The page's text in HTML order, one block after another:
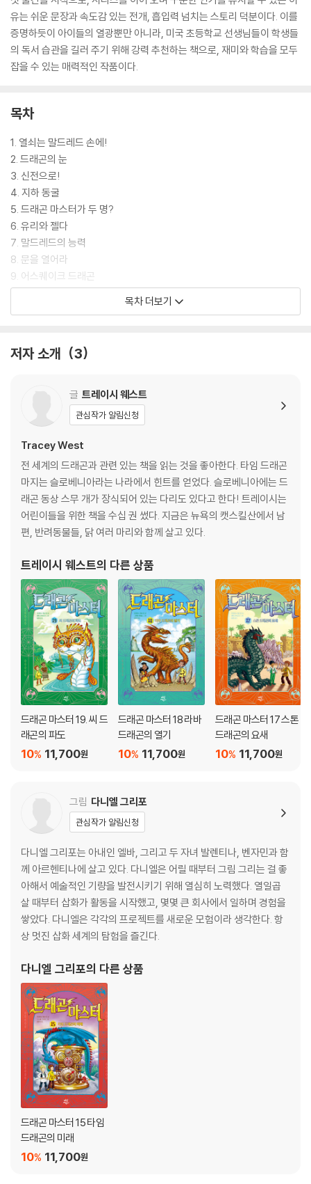
유는 쉬운 문장과 속도감 있는 전개, 흡입력 넘치는 스토리 덕분이다. 이를
증명하듯이 아이들의 열광뿐만 아니라, 미국 초등학교 선생님들이 학생들
의 독서 습관을 길러 주기 위해 강력 추천하는 책으로, 재미와 학습을 모두
잡을 수 있는 매력적인 작품이다.
목차
1. 열쇠는 말드레드 손에!
2. 드래곤의 눈
3. 신전으로!
4. 지하 동굴
5. 드래곤 마스터가 두 명?
6. 유리와 젤다
7. 말드레드의 능력
8. 문을 열어라
9. 어스퀘이크 드래곤
10. 파괴된 브라켄
14. 균형
목차 더보기
저자 소개 3
글 트레이시 웨스트
관심작가 알림신청
Tracey West
전 세계의 드래곤과 관련 있는 책을 읽는 것을 좋아한다. 타임 드래곤
마지는 슬로베니아라는 나라에서 힌트를 얻었다. 슬로베니아에는 드
래곤 동상 스무 개가 장식되어 있는 다리도 있다고 한다! 트레이시는
어린이들을 위한 책을 수십 권 썼다. 지금은 뉴욕의 캣스킬산에서 남
편, 반려동물들, 닭 여러 마리와 함께 살고 있다.
트레이시 웨스트의 다른 상품
드래곤 마스터 19. 씨 드
래곤의 파도
11,700원
10%
드래곤 마스터 18 라바
드래곤의 열기
11,700원
10%
드래곤 마스터 17 스톤
드래곤의 요새
11,700원
10%
그림 다니엘 그리포
관심작가 알림신청
다니엘 그리포는 아내인 엘바, 그리고 두 자녀 발렌티나, 벤자민과 함
께 아르헨티나에 살고 있다. 다니엘은 어릴 때부터 그림 그리는 걸 좋
아해서 예술적인 기량을 발전시키기 위해 열심히 노력했다. 열일곱
살 때부터 삽화가 활동을 시작했고, 몇몇 큰 회사에서 일하며 경험을
쌓았다. 다니엘은 각각의 프로젝트를 새로운 모험이라 생각한다. 항
상 멋진 삽화 세계의 탐험을 즐긴다.
다니엘 그리포의 다른 상품
드래곤 마스터 15 타임
드래곤의 미래
11,700원
10%